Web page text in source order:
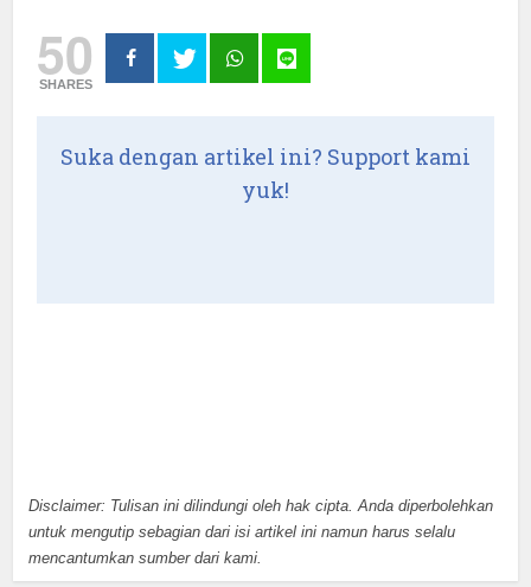
50
SHARES
Suka dengan artikel ini? Support kami
yuk!
Disclaimer: Tulisan ini dilindungi oleh hak cipta. Anda diperbolehkan
untuk mengutip sebagian dari isi artikel ini namun harus selalu
mencantumkan sumber dari kami.